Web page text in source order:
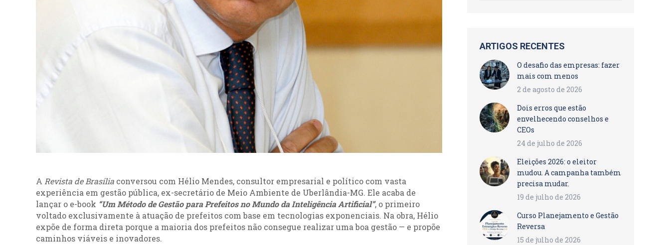
A Revista de Brasília conversou com Hélio Mendes, consultor empresarial e político com vasta
experiência em gestão pública, ex-secretário de Meio Ambiente de Uberlândia-MG. Ele acaba de
lançar o e-book “Um Método de Gestão para Prefeitos no Mundo da Inteligência Artificial”, o primeiro
voltado exclusivamente à atuação de prefeitos com base em tecnologias exponenciais. Na obra, Hélio
expõe de forma direta porque a maioria dos prefeitos não consegue realizar uma boa gestão — e propõe
caminhos viáveis e inovadores.
ARTIGOS RECENTES
O desafio das empresas: fazer
mais com menos
2 de agosto de 2026
Dois erros que estão
envelhecendo conselhos e
CEOs
24 de julho de 2026
Eleições 2026: o eleitor
mudou. A campanha também
precisa mudar.
19 de julho de 2026
Curso Planejamento e Gestão
Reversa
15 de julho de 2026